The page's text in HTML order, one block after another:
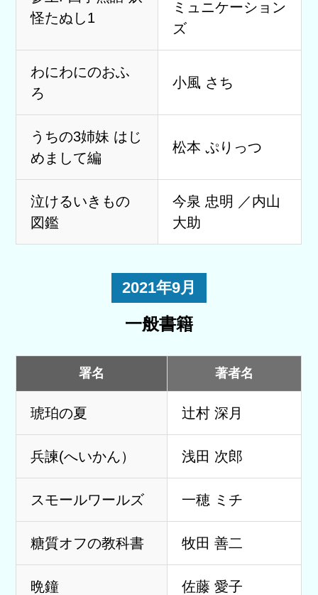
怪たぬし1
ミュニケーション
ズ
わにわにのおふ
ろ
小風 さち
うちの3姉妹 はじ
めまして編
松本 ぷりっつ
泣けるいきもの
図鑑
今泉 忠明 ／内山
大助
2021年9月
一般書籍
署名 著者名
琥珀の夏 辻村 深月
兵諫(へいかん） 浅田 次郎
スモールワールズ 一穂 ミチ
糖質オフの教科書 牧田 善二
晩鐘 佐藤 愛子